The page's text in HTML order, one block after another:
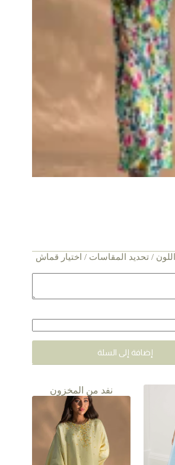
/ تحديد المقاسات / اختيار قماش
إضافة إلى السلة
نفد من المخزون